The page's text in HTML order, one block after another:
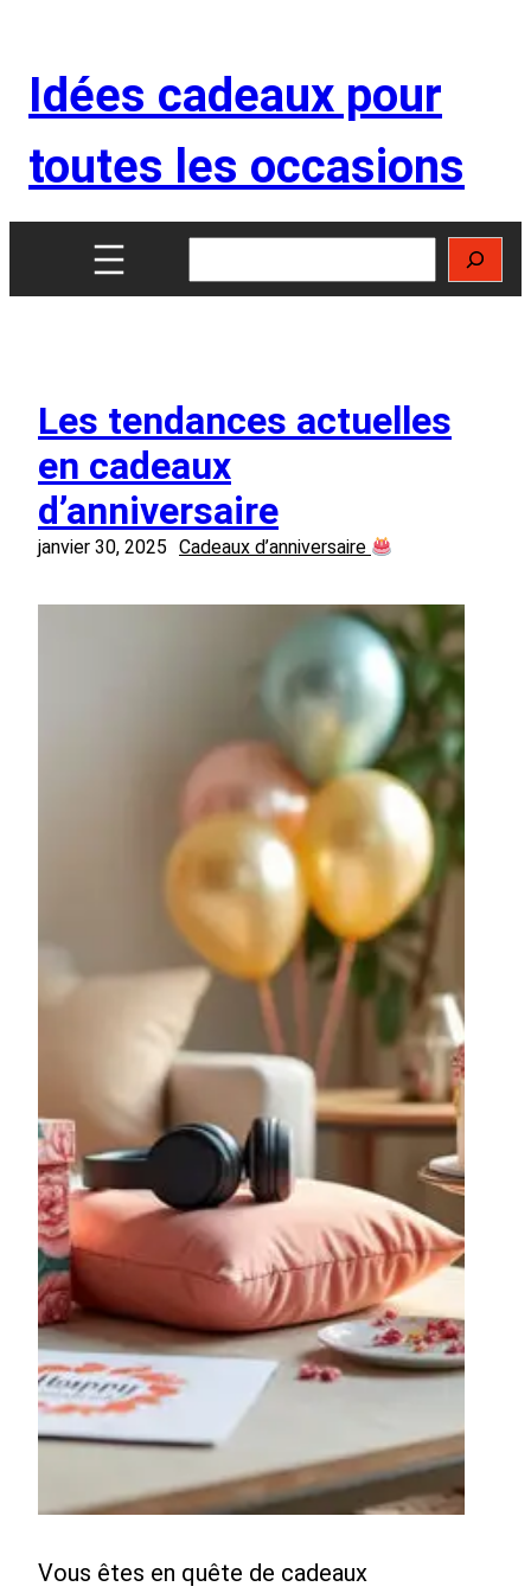
contenu
Idées cadeaux pour
toutes les occasions
Les tendances actuelles
en cadeaux
d’anniversaire
janvier 30, 2025 Cadeaux d’anniversaire
Vous êtes en quête de cadeaux